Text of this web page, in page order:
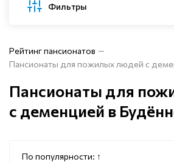
Фильтры
Рейтинг пансионатов
Пансионаты для пожилых людей с
Пансионаты для
с деменцией в
По популярности: ↑